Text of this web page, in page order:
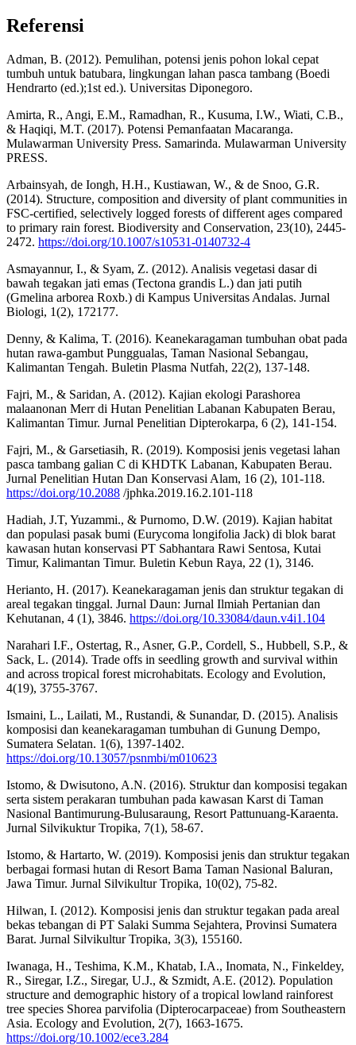
Referensi
Adman, B. (2012). Pemulihan, potensi jenis pohon lokal cepat
tumbuh untuk batubara, lingkungan lahan pasca tambang (Boedi
Hendrarto (ed.);1st ed.). Universitas Diponegoro.
Amirta, R., Angi, E.M., Ramadhan, R., Kusuma, I.W., Wiati, C.B.,
& Haqiqi, M.T. (2017). Potensi Pemanfaatan Macaranga.
Mulawarman University Press. Samarinda. Mulawarman University
PRESS.
Arbainsyah, de Iongh, H.H., Kustiawan, W., & de Snoo, G.R.
(2014). Structure, composition and diversity of plant communities in
FSC-certified, selectively logged forests of different ages compared
to primary rain forest. Biodiversity and Conservation, 23(10), 2445-
2472. https://doi.org/10.1007/s10531-0140732-4
Asmayannur, I., & Syam, Z. (2012). Analisis vegetasi dasar di
bawah tegakan jati emas (Tectona grandis L.) dan jati putih
(Gmelina arborea Roxb.) di Kampus Universitas Andalas. Jurnal
Biologi, 1(2), 172177.
Denny, & Kalima, T. (2016). Keanekaragaman tumbuhan obat pada
hutan rawa-gambut Punggualas, Taman Nasional Sebangau,
Kalimantan Tengah. Buletin Plasma Nutfah, 22(2), 137-148.
Fajri, M., & Saridan, A. (2012). Kajian ekologi Parashorea
malaanonan Merr di Hutan Penelitian Labanan Kabupaten Berau,
Kalimantan Timur. Jurnal Penelitian Dipterokarpa, 6 (2), 141-154.
Fajri, M., & Garsetiasih, R. (2019). Komposisi jenis vegetasi lahan
pasca tambang galian C di KHDTK Labanan, Kabupaten Berau.
Jurnal Penelitian Hutan Dan Konservasi Alam, 16 (2), 101-118.
https://doi.org/10.2088 /jphka.2019.16.2.101-118
Hadiah, J.T, Yuzammi., & Purnomo, D.W. (2019). Kajian habitat
dan populasi pasak bumi (Eurycoma longifolia Jack) di blok barat
kawasan hutan konservasi PT Sabhantara Rawi Sentosa, Kutai
Timur, Kalimantan Timur. Buletin Kebun Raya, 22 (1), 3146.
Herianto, H. (2017). Keanekaragaman jenis dan struktur tegakan di
areal tegakan tinggal. Jurnal Daun: Jurnal Ilmiah Pertanian dan
Kehutanan, 4 (1), 3846. https://doi.org/10.33084/daun.v4i1.104
Narahari I.F., Ostertag, R., Asner, G.P., Cordell, S., Hubbell, S.P., &
Sack, L. (2014). Trade offs in seedling growth and survival within
and across tropical forest microhabitats. Ecology and Evolution,
4(19), 3755-3767.
Ismaini, L., Lailati, M., Rustandi, & Sunandar, D. (2015). Analisis
komposisi dan keanekaragaman tumbuhan di Gunung Dempo,
Sumatera Selatan. 1(6), 1397-1402.
https://doi.org/10.13057/psnmbi/m010623
Istomo, & Dwisutono, A.N. (2016). Struktur dan komposisi tegakan
serta sistem perakaran tumbuhan pada kawasan Karst di Taman
Nasional Bantimurung-Bulusaraung, Resort Pattunuang-Karaenta.
Jurnal Silvikuktur Tropika, 7(1), 58-67.
Istomo, & Hartarto, W. (2019). Komposisi jenis dan struktur tegakan
berbagai formasi hutan di Resort Bama Taman Nasional Baluran,
Jawa Timur. Jurnal Silvikultur Tropika, 10(02), 75-82.
Hilwan, I. (2012). Komposisi jenis dan struktur tegakan pada areal
bekas tebangan di PT Salaki Summa Sejahtera, Provinsi Sumatera
Barat. Jurnal Silvikultur Tropika, 3(3), 155160.
Iwanaga, H., Teshima, K.M., Khatab, I.A., Inomata, N., Finkeldey,
R., Siregar, I.Z., Siregar, U.J., & Szmidt, A.E. (2012). Population
structure and demographic history of a tropical lowland rainforest
tree species Shorea parvifolia (Dipterocarpaceae) from Southeastern
Asia. Ecology and Evolution, 2(7), 1663-1675.
https://doi.org/10.1002/ece3.284